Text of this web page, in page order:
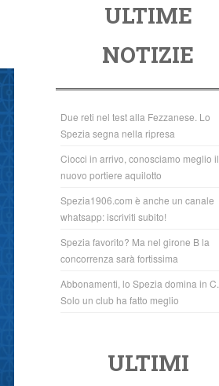
o
o
k
tt
er
at
s
A
p
p
ULTIME
NOTIZIE
Due reti nel test alla Fezzanese. Lo
Spezia segna nella ripresa
Ciocci in arrivo, conosciamo meglio il
nuovo portiere aquilotto
Spezia1906.com è anche un canale
whatsapp: iscriviti subito!
Spezia favorito? Ma nel girone B la
concorrenza sarà fortissima
Abbonamenti, lo Spezia domina in C.
Solo un club ha fatto meglio
ULTIMI